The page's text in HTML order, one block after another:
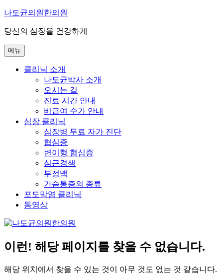
콘
츠
로
바
나도균의원한의원
당신의 심장을 건강하게
메뉴
클리닉 소개
나도균박사 소개
오시는 길
진료 시간 안내
비급여 수가 안내
심장 클리닉
심장병 무료 자가 진단
협심증
변이형 협심증
심근경색
부정맥
가슴통증의 종류
포도막염 클리닉
동영상
이런! 해당 페이지를 찾을 수 없습니다.
해당 위치에서 찾을 수 있는 것이 아무 것도 없는 것 같습니다.